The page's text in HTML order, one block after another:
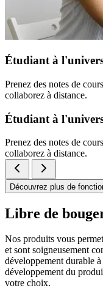
Étudiant à
Prenez des notes de
collaborez à distance.
Étudiant à
Prenez des notes de
collaborez à distance.
Découvrez plus de
Libre de
Nos produits vous
et sont soigneusement
développement durable
développement du
votre choix.